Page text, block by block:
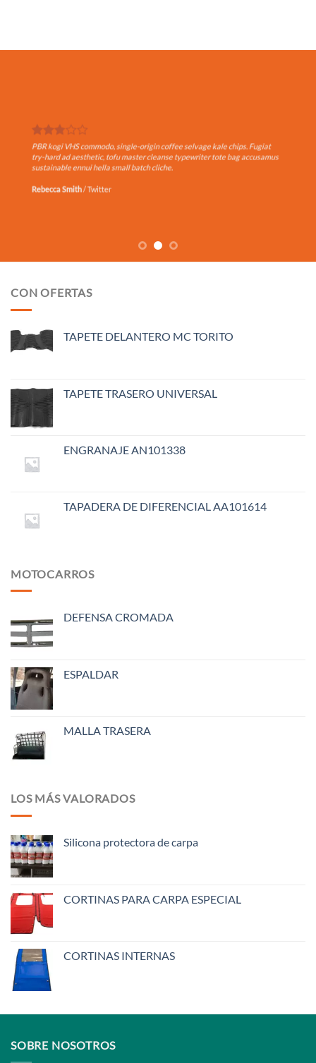
PBR kogi VHS commodo, single-origin coffee selvage kale chips. Fugiat
try-hard ad aesthetic, tofu master cleanse typewriter tote bag accusamus
sustainable ennui hella small batch cliche.
Jenny Brooks/LinkedIn
CON OFERTAS
TAPETE DELANTERO MC TORITO
TAPETE TRASERO UNIVERSAL
ENGRANAJE AN101338
TAPADERA DE DIFERENCIAL AA101614
MOTOCARROS
DEFENSA CROMADA
ESPALDAR
MALLA TRASERA
LOS MÁS VALORADOS
Silicona protectora de carpa
CORTINAS PARA CARPA ESPECIAL
CORTINAS INTERNAS
SOBRE NOSOTROS